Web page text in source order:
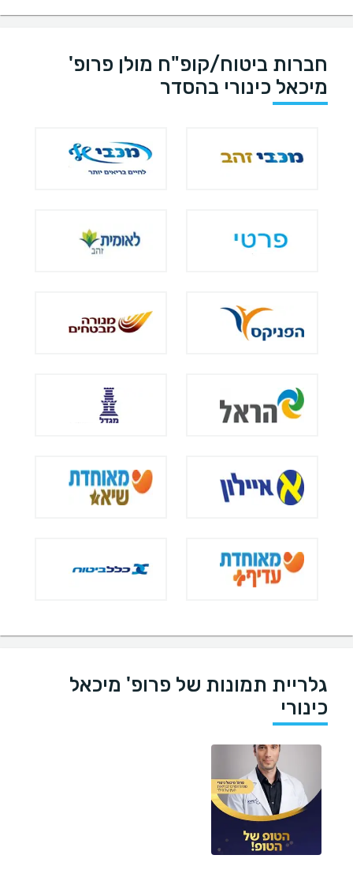
חברות ביטוח/קופ"ח מולן פרופ'
מיכאל כינורי בהסדר
גלריית תמונות של פרופ' מיכאל
כינורי